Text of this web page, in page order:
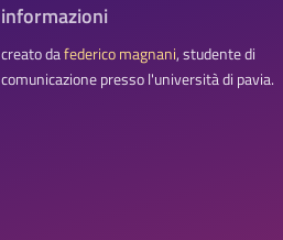
informazioni
creato dafederico magnani, studente di
comunicazione presso l'università di pavia.